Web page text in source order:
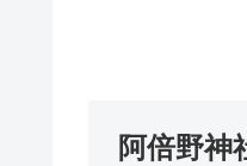
阿倍野神